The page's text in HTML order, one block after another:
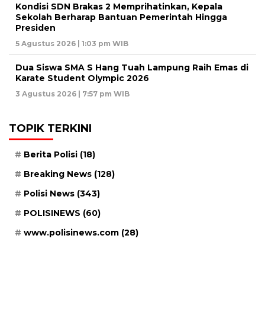
Kondisi SDN Brakas 2 Memprihatinkan, Kepala
Sekolah Berharap Bantuan Pemerintah Hingga
Presiden
5 Agustus 2026 | 1:03 pm WIB
Dua Siswa SMA S Hang Tuah Lampung Raih Emas di
Karate Student Olympic 2026
3 Agustus 2026 | 7:57 pm WIB
TOPIK TERKINI
Berita Polisi (18)
Breaking News (128)
Polisi News (343)
POLISINEWS (60)
www.polisinews.com (28)